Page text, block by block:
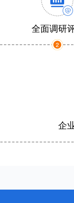
全面调研
企